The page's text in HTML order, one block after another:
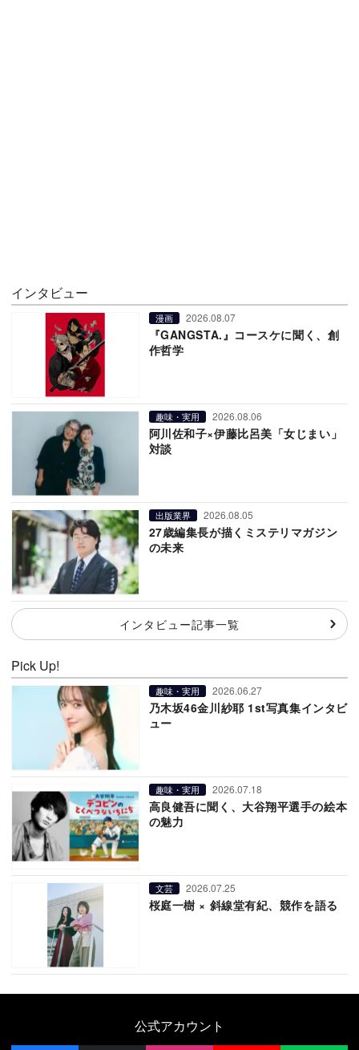
インタビュー
漫画 2026.08.07
『GANGSTA.』コースケに聞く、創
作哲学
趣味・実用 2026.08.06
阿川佐和子×伊藤比呂美「女じまい」
対談
出版業界 2026.08.05
27歳編集長が描くミステリマガジン
の未来
インタビュー記事一覧
Pick Up!
趣味・実用 2026.06.27
乃木坂46金川紗耶 1st写真集インタビ
ュー
趣味・実用 2026.07.18
高良健吾に聞く、大谷翔平選手の絵本
の魅力
文芸 2026.07.25
桜庭一樹 × 斜線堂有紀、競作を語る
公式アカウント